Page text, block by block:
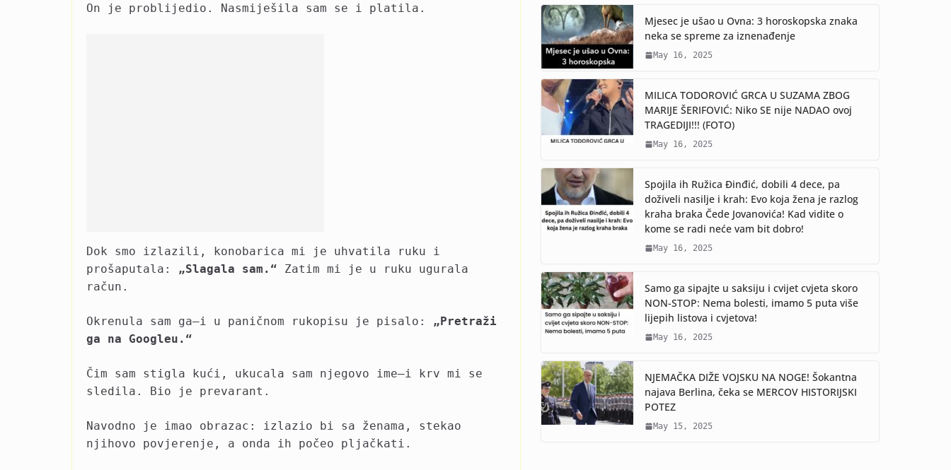
On je problijedio. Nasmiješila sam se i platila.
Dok smo izlazili, konobarica mi je uhvatila ruku i
prošaputala:
„Slagala sam.“ Zatim mi je u ruku ugurala
račun.
Okrenula sam ga—i u paničnom rukopisu je pisalo: „Pretraži
ga na Googleu.“
Čim sam stigla kući, ukucala sam njegovo ime—i krv mi se
sledila. Bio je prevarant.
Navodno je imao obrazac: izlazio bi sa ženama, stekao
njihovo povjerenje, a onda ih počeo pljačkati.
Mjesec je ušao u Ovna: 3 horoskopska znaka
neka se spreme za iznenađenje
May 16, 2025
MILICA TODOROVIĆ GRCA U SUZAMA ZBOG
MARIJE ŠERIFOVIĆ: Niko SE nije NADAO ovoj
TRAGEDIJI!!! (FOTO)
May 16, 2025
Spojila ih Ružica Đinđić, dobili 4 dece, pa
doživeli nasilje i krah: Evo koja žena je razlog
kraha braka Čede Jovanovića! Kad vidite o
kome se radi neće vam bit dobro!
May 16, 2025
Samo ga sipajte u saksiju i cvijet cvjeta skoro
NON-STOP: Nema bolesti, imamo 5 puta više
lijepih listova i cvjetova!
May 16, 2025
NJEMAČKA DIŽE VOJSKU NA NOGE! Šokantna
najava Berlina, čeka se MERCOV HISTORIJSKI
POTEZ
May 15, 2025